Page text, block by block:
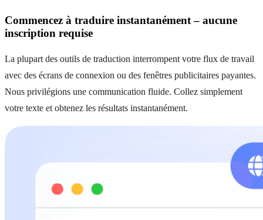
Commencez à traduire instantanément – aucune
inscription requise
La plupart des outils de traduction interrompent votre flux de travail
avec des écrans de connexion ou des fenêtres publicitaires payantes.
Nous privilégions une communication fluide. Collez simplement
votre texte et obtenez les résultats instantanément.